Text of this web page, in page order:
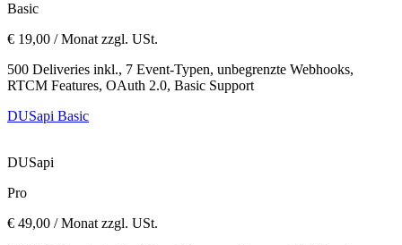
Basic
€ 19,00 / Monat zzgl. USt.
500 Deliveries inkl., 7 Event-Typen, unbegrenzte Webhooks,
RTCM Features, OAuth 2.0, Basic Support
DUSapi Basic
DUSapi
Pro
€ 49,00 / Monat zzgl. USt.